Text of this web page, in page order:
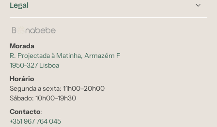
Legal
Morada
R. Projectada à Matinha, Armazém F
1950-327 Lisboa
Horário
Segunda a sexta: 11h00–20h00
Sábado: 10h00–19h30
Contacto:
+351 967 764 045